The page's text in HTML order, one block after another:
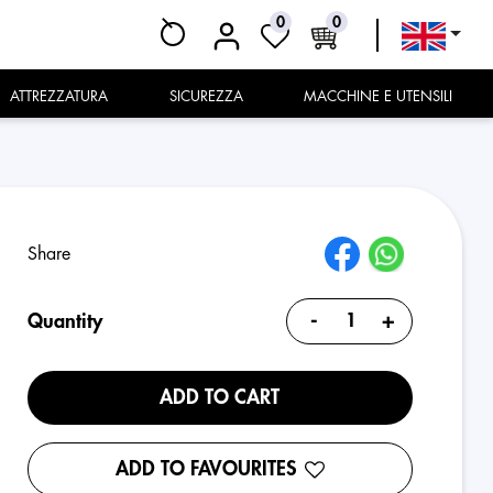
0 0
ATTREZZATURA SICUREZZA MACCHINE E UTENSILI
Share
Quantity - +
ADD TO CART
ADD TO FAVOURITES